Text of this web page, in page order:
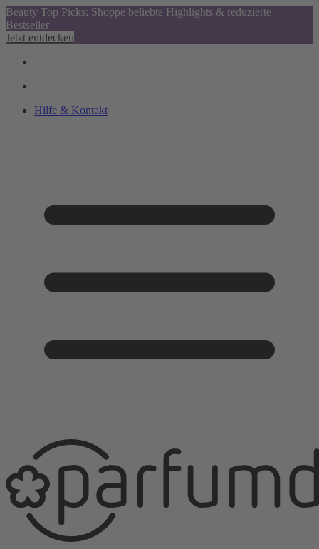
Beauty Top Picks: Shoppe beliebte Highlights & reduzierte
Bestseller
Jetzt entdecken
Hilfe & Kontakt